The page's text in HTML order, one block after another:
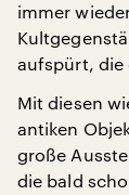
immer
aufspürt, die
Mit diesen
antiken
große
die bald